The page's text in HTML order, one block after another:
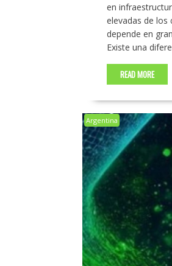
en
elevadas de los
depende en
Existe una
READ MORE
Argentina